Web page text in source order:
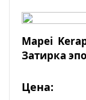
Mapei
Затирка
Цена: